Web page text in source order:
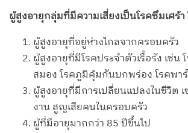
ผู้สูงอายุกลุ่มที่มีความเสี่ยงเป็นโรคซึมเศร้า
ผู้สูงอายุที่อยู่ห่างไกลจากครอบครัว
ผู้สูงอายุที่มีโรคประจำตัวเรื้อรัง เช่น
สมอง โรคภูมิคุ้มกันบกพร่อง โรคพา
ผู้สูงอายุที่มีการเปลี่ยนแปลงในชีวิต
งาน สูญเสียคนในครอบครัว
ผู้ที่มีอายุมากกว่า 85 ปีขึ้นไป